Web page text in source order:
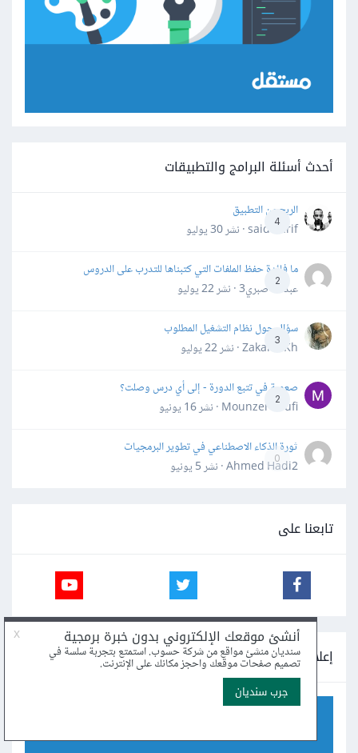
أحدث أسئلة البرامج والتطبيقات
4
الربح من التطبيق
said darif · نشر
30 يوليو
2
ما فائدة حفظ الملفات التي كتبناها للتدرب على الدروس
عبدالله صبري3 · نشر
22 يوليو
3
سؤال حول نظام التشغيل المطلوب
Zakaria Kh · نشر
22 يوليو
2
صعوبة في تتبع الدورة - إلى أي درس وصلت؟
Mounzer Soufi · نشر
16 يونيو
0
ثورة الذكاء الاصطناعي في تطوير البرمجيات
Ahmed Hadi2 · نشر
5 يونيو
تابعنا على
إعلانات